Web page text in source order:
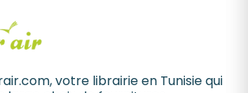
votre librairie en Tunisie qui